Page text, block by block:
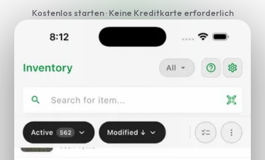
Kostenlos starten · Keine Kreditkarte erforderlich